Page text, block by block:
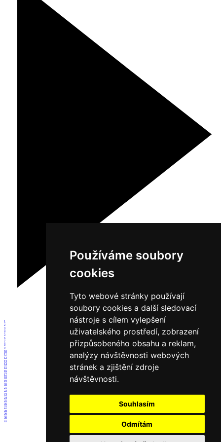
Používáme soubory
cookies
Tyto webové stránky používají
soubory cookies a další sledovací
nástroje s cílem vylepšení
uživatelského prostředí, zobrazení
přizpůsobeného obsahu a reklam,
analýzy návštěvnosti webových
stránek a zjištění zdroje
návštěvnosti.
Souhlasím
Odmítám
1
2
3
4
5
6
7
8
9
10
11
12
13
14
15
16
17
18
19
20
21
22
23
24
25
26
27
28
29
30
31